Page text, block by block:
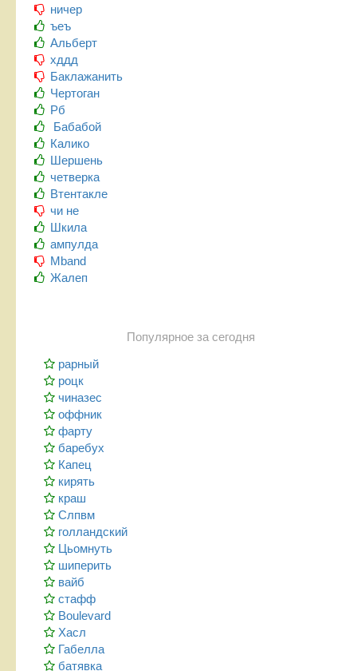
ничер
ъеъ
Альберт
хддд
Баклажанить
Чертоган
Рб
Бабабой
Калико
Шершень
четверка
Втентакле
чи не
Шкила
ампулда
Mband
Жалеп
Популярное за сегодня
рарный
роцк
чиназес
оффник
фарту
баребух
Капец
кирять
краш
Слпвм
голландский
Цьомнуть
шиперить
вайб
стафф
Boulevard
Хасл
Габелла
батявка